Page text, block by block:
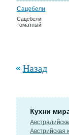
Сацебели
Сацебели
томатный
Назад
Кухни
Австрийская